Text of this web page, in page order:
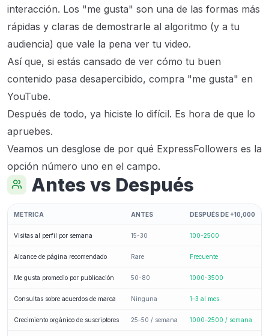
interacción. Los "me gusta" son una de las formas más
rápidas y claras de demostrarle al algoritmo (y a tu
audiencia) que vale la pena ver tu video.
Así que, si estás cansado de ver cómo tu buen
contenido pasa desapercibido, compra "me gusta" en
YouTube.
Después de todo, ya hiciste lo difícil. Es hora de que lo
apruebes.
Veamos un desglose de por qué ExpressFollowers es la
opción número uno en el campo.
Antes vs Después
METRICA ANTES DESPUÉS DE +10,000
Visitas al perfil por semana 15-30 100-2500
Alcance de página recomendado Rare Frecuente
Me gusta promedio por publicación 50-80 1000-3500
Consultas sobre acuerdos de marca Ninguna 1–3 al mes
Crecimiento orgánico de suscriptores 25–50 / semana 1000–2500 / semana